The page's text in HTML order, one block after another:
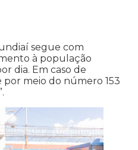
segue com
à população
dia. Em caso de
meio do número 153